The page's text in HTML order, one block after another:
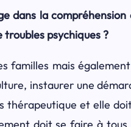
dans la
psychiques ?
familles mais
instaurer une
thérapeutique et elle